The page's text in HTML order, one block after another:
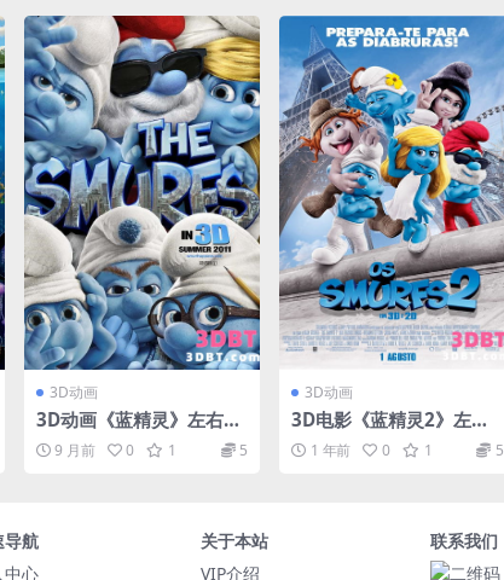
3D动画
3D动画《蓝精灵》左右分
屏格式 高清 百度网盘 下
载
9 月前 0 1 5
3D动画
3D电影《蓝精灵2》左右
分屏格式 3D动画片 高清
百度网盘 下载
1 年前 0 1 5
导航
中心
关于本站
VIP介绍
联系我们